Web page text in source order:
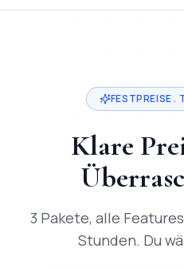
FESTPREISE .
Klare
3 Pakete, alle
Stunden. Du